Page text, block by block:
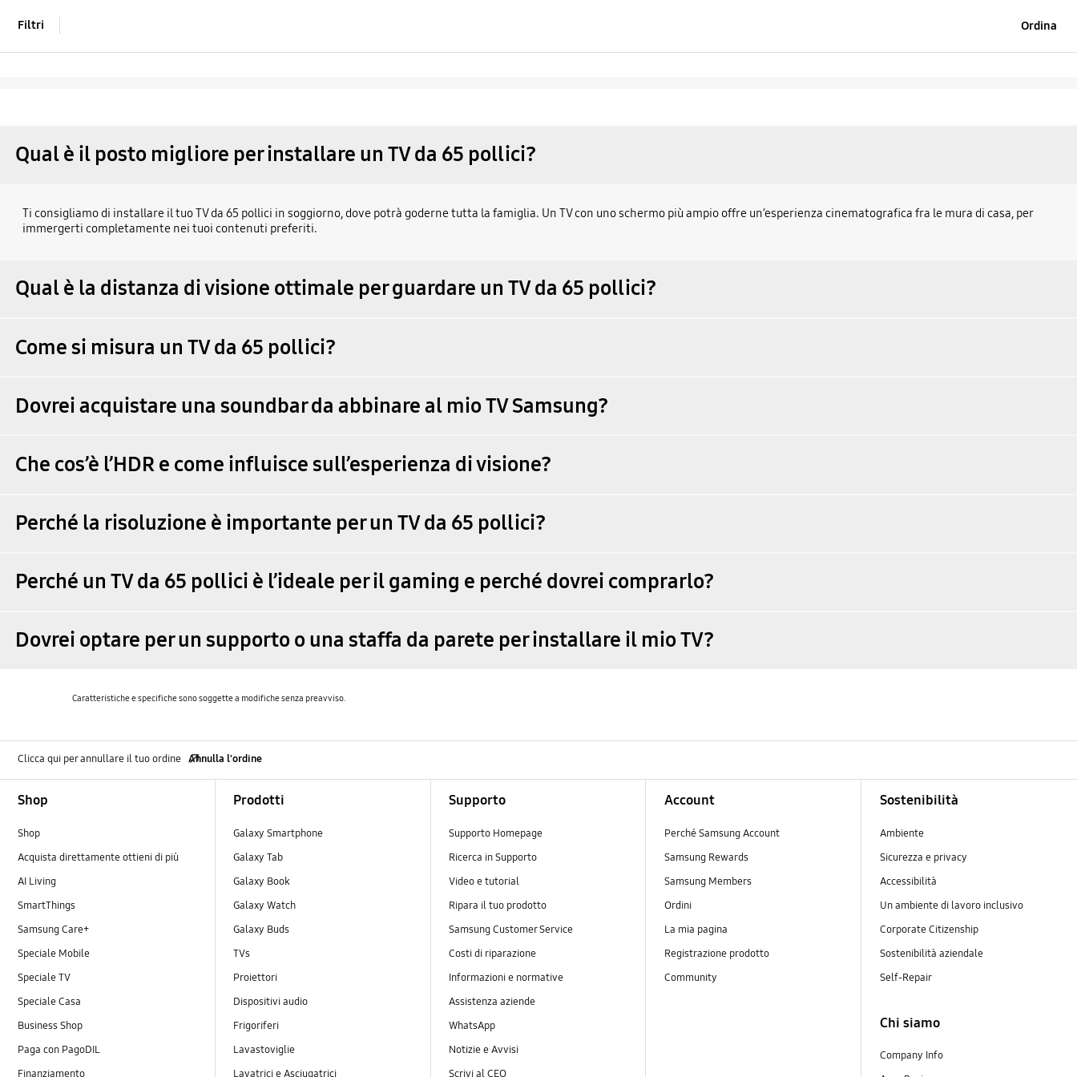
Filtri Ordina
Qual è il posto migliore per installare un TV da 65 pollici?
Ti consigliamo di installare il tuo TV da 65 pollici in soggiorno, dove potrà goderne tutta la famiglia. Un TV con uno schermo più ampio offre un’esperienza cinematografica fra le mura di casa, per
immergerti completamente nei tuoi contenuti preferiti.
Qual è la distanza di visione ottimale per guardare un TV da 65 pollici?
Come si misura un TV da 65 pollici?
Dovrei acquistare una soundbar da abbinare al mio TV Samsung?
Che cos’è l’HDR e come influisce sull’esperienza di visione?
Perché la risoluzione è importante per un TV da 65 pollici?
Perché un TV da 65 pollici è l’ideale per il gaming e perché dovrei comprarlo?
Dovrei optare per un supporto o una staffa da parete per installare il mio TV?
Caratteristiche e specifiche sono soggette a modifiche senza preavviso.
Clicca qui per annullare il tuo ordine Annulla l'ordine
Shop
Shop
Acquista direttamente ottieni di più
AI Living
SmartThings
Samsung Care+
Speciale Mobile
Speciale TV
Speciale Casa
Business Shop
Paga con PagoDIL
Finanziamento
Prodotti
Galaxy Smartphone
Galaxy Tab
Galaxy Book
Galaxy Watch
Galaxy Buds
TVs
Proiettori
Dispositivi audio
Frigoriferi
Lavastoviglie
Lavatrici e Asciugatrici
Supporto
Supporto Homepage
Ricerca in Supporto
Video e tutorial
Ripara il tuo prodotto
Samsung Customer Service
Costi di riparazione
Informazioni e normative
Assistenza aziende
WhatsApp
Notizie e Avvisi
Scrivi al CEO
Account
Perché Samsung Account
Samsung Rewards
Samsung Members
Ordini
La mia pagina
Registrazione prodotto
Community
Sostenibilità
Ambiente
Sicurezza e privacy
Accessibilità
Un ambiente di lavoro inclusivo
Corporate Citizenship
Sostenibilità aziendale
Self-Repair
Chi siamo
Company Info